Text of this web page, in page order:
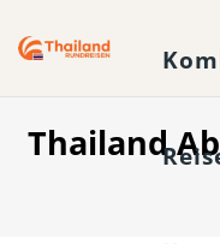
Thailand